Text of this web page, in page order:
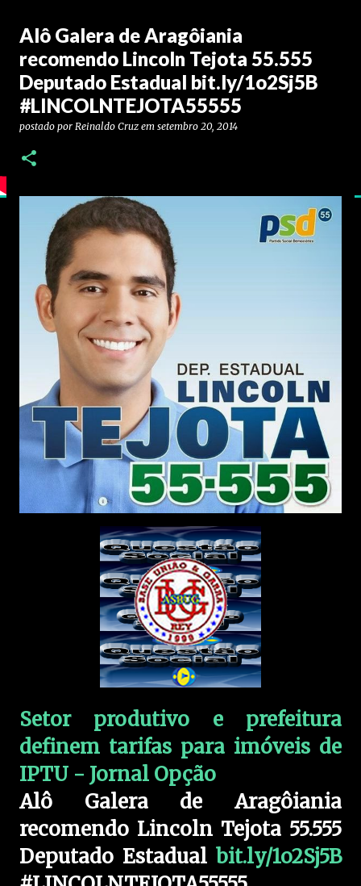
Alô Galera de Aragôiania
recomendo Lincoln Tejota 55.555
Deputado Estadual bit.ly/1o2Sj5B
#LINCOLNTEJOTA55555
postado por Reinaldo Cruz em setembro 20, 2014
Setor produtivo e prefeitura
definem tarifas para imóveis de
IPTU - Jornal Opção
Alô Galera de Aragôiania
recomendo Lincoln Tejota 55.555
Deputado Estadual bit.ly/1o2Sj5B